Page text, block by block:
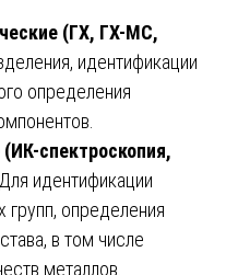
(ГХ, ГХ-МС,
идентификации
определения
спектроскопия,
Для идентификации
групп, определения
в том числе
металлов.